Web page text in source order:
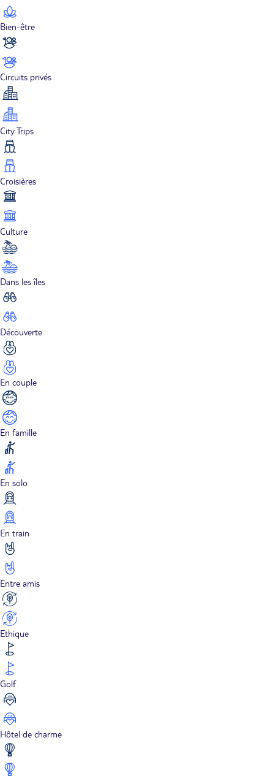
Bien-être
Circuits privés
City Trips
Croisières
Culture
Dans les îles
Découverte
En couple
En famille
En solo
En train
Entre amis
Ethique
Golf
Hôtel de charme